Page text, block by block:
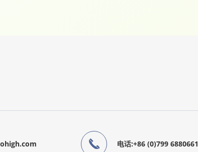
电话:+86 (0)799 6880661